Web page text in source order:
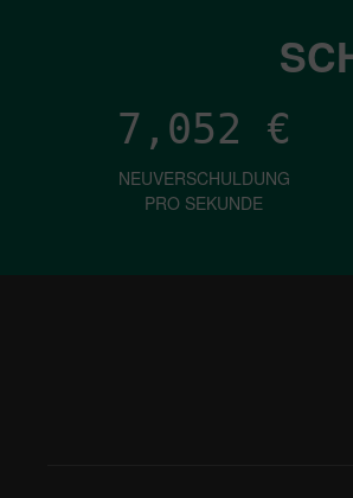
7,052 €
NEUVERSCHULDUNG
PRO SEKUNDE